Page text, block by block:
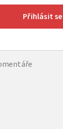
Přihlásit se